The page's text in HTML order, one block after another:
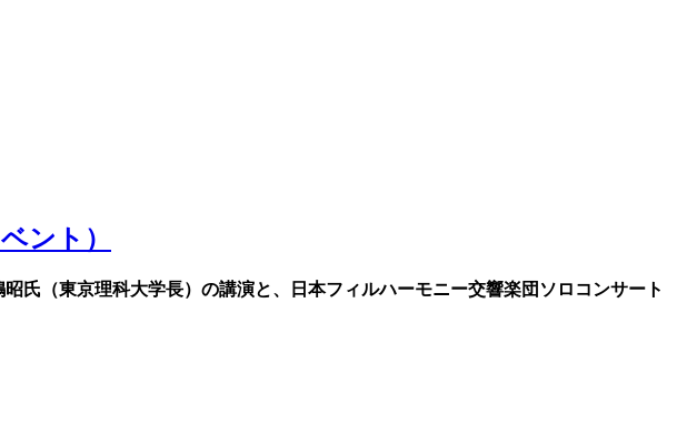
ント）
氏（東京理科大学長）の講演と、日本フィルハーモニー交響楽団ソロコンサート